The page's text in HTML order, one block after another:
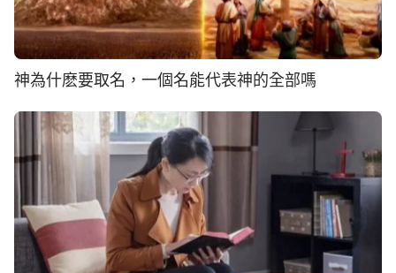
神為什麽要取名，一個名能代表神的全部嗎